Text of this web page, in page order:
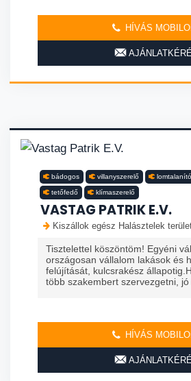
HÍVÁS
bádogos villanyszerelő lomtalanító
tetőfedő klímaszerelő
VASTAG PATRIK E.V.
Kiszállok egész Halásztelek
Tisztelettel köszöntöm! Egyéni
országosan vállalom lakások és
felújítását, kulcsrakész
több szakembert szervezgetni, jó
HÍVÁS